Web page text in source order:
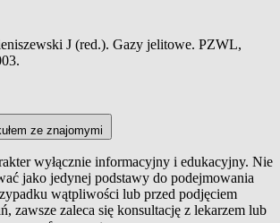
J (red.). Gazy jelitowe. PZWL,
ze znajomymi
wyłącznie informacyjny i edukacyjny. Nie
jako jedynej podstawy do podejmowania
wątpliwości lub przed podjęciem
zawsze zaleca się konsultację z lekarzem lub